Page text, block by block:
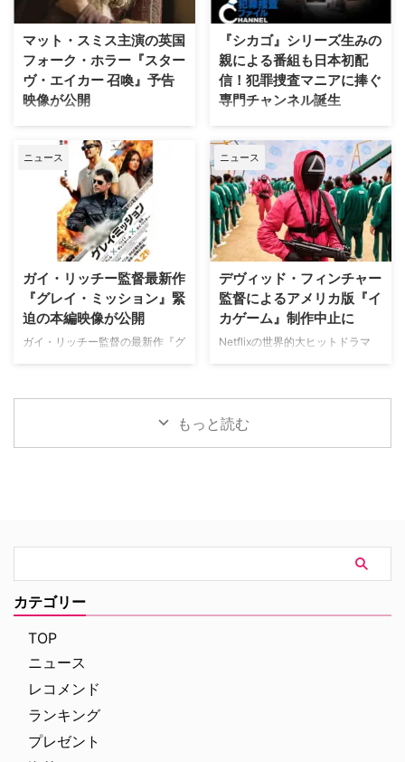
ューヨークの上流社会を辛辣に風
刺した作品だ。ウォール街で台頭
したトレーダーたち、その華奢な
妻や愛人、そして富裕層が住むマ
ンハッタンと周辺の貧困な地区と
の間にくすぶる人種間の緊張を描
エリート医師の物語。 原作 ピエ
ト ルカ・アルジェンテーロ、マ
ティルデ・ジョリ、サラ・ラッザ
ーロ ほか ≫≫『DOC（ドッ
ク）3 あすへのカルテ』詳細 海
（日） …
マット・スミス主演の英国
フォーク・ホラー『スター
ヴ・エイカー 召喚』予告
映像が公開
英国ヨークシャー地方を舞台に、
土地の伝承と家族の崩壊を描くフ
ォーク・ホラー映画『スターヴ・
エイカー 召喚』。公開に先駆け
て、不穏な空気が漂う日本版予告
映像と、英国らしい曇天の世界観
が印象的な場面写真が一挙に公開
された。 土地に眠る伝承と家族
の崩壊を描く、静謐なるフォー
ク・ホラー リチャードとジュリ
エット夫妻が最近移り住んだ英国
ヨークシャー地方の人里離れた
「スターヴ・エイカー」は、家族
幼い息子オーウェンは喘息発作に
『シカゴ』シリーズ生みの
親による番組も日本初配
信！犯罪捜査マニアに捧ぐ
専門チャンネル誕生
日本唯一のミステリードラマ専門
チャンネル「ミステリーチャンネ
ル」が、開局月である8月に展開
する新たなサービスとして、犯罪
捜査に特化した新たな専門チャン
ネル「THE 犯罪捜査ファイル・
チャンネル」をスタート。 『ラ
イン・オブ・デューティ』キャス
トが贈る犯罪ドキュメンタリーも
本チャンネルは、JCOM株式会社
がAmazon Prime Videoで提供す
る新たなチャンネルパッケージサ
ービス「プレミアTVパック」の
ないクライムドキュメンタリーを
ニュース
ガイ・リッチー監督最新作
『グレイ・ミッション』緊
迫の本編映像が公開
ガイ・リッチー監督の最新作『グ
ヘンリー・カヴィルによるスタイ
た。さらに、著名人たちからの絶
ンを熱狂させたガイ・リッチー監
督の最新作は、最高にセクシーで
最高に危険なノンストップ・バデ
ィアクションだ。アメリカ海軍 …
ニュース
デヴィッド・フィンチャー
監督によるアメリカ版『イ
カゲーム』制作中止に
Netflixの世界的大ヒットドラマ
をとる予定だった英語版スピンオ
フ『Heckler（仮題）』の企画開
発が中止されたことが明らかにな
った。一時は同フランチャイズ初
ThePlaylistが報じている。 デヴ
ィッド・フィンチャーが進めてい
2024年、フィンチャーがNetf …
もっと読む
カテゴリー
TOP
ニュース
レコメンド
ランキング
プレゼント